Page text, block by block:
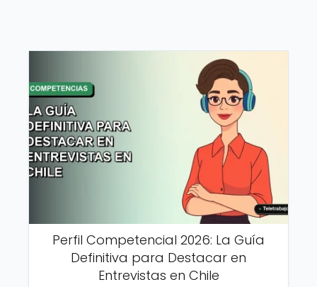
Perfil Competencial 2026: La Guía
Definitiva para Destacar en
Entrevistas en Chile